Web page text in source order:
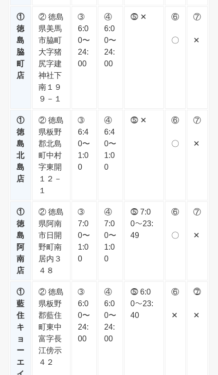
①
徳
島
脇
町
店
② 徳島
県美馬
市脇町
大字猪
尻字建
神社下
南１９
９－１
➂
6:0
0〜
24:
00
④
6:0
0〜
24:
00
⓹ ✕ ⑥
〇
⑦
✕
①
徳
島
北
島
店
② 徳島
県板野
郡北島
町中村
字東開
１２－
１
➂
6:4
0〜
1:0
0
④
6:4
0〜
1:0
0
⓹ ✕ ⑥
〇
⑦
✕
①
徳
島
阿
南
店
② 徳島
県阿南
市日開
野町南
居内３
４８
➂
7:0
0〜
1:0
0
④
7:0
0〜
1:0
0
⓹ 7:0
0〜23:
49
⑥
〇
⑦
✕
①
藍
住
キ
ョ
ー
エ
② 徳島
県板野
郡藍住
町東中
富字長
江傍示
４２
➂
6:0
0〜
24:
00
④
6:0
0〜
24:
00
⓹ 6:0
0〜23:
40
⑥
✕
⓻
✕